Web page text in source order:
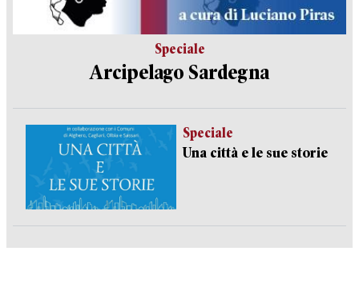
Speciale
Arcipelago Sardegna
Speciale
Una città e le sue storie